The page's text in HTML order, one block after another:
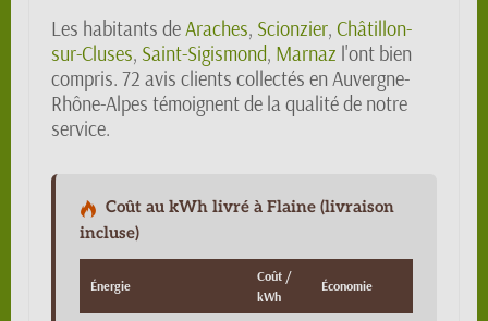
Les habitants deAraches, Scionzier, Châtillon-
sur-Cluses, Saint-Sigismond, Marnaz l'ont bien
compris. 72 avis clients collectés en Auvergne-
Rhône-Alpes témoignent de la qualité de notre
service.
Coût au kWh livré à Flaine (livraison
incluse)
Énergie
Coût /
kWh
Économie